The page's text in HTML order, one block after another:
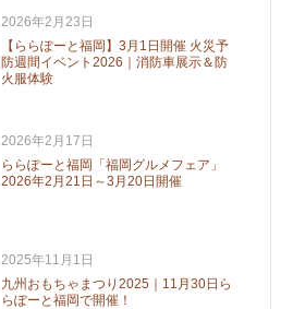
2026年2月23日
【ららぽーと福岡】3月1日開催 火災予
防週間イベント2026｜消防車展示＆防
火服体験
2026年2月17日
ららぽーと福岡「福岡グルメフェア」
2026年2月21日～3月20日開催
2025年11月1日
九州おもちゃまつり2025｜11月30日ら
らぽーと福岡で開催！